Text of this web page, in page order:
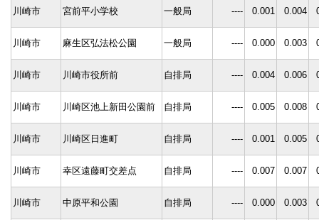
川崎市 宮前平小学校 一般局 ---- 0.001 0.004
川崎市 麻生区弘法松公園 一般局 ---- 0.000 0.003
川崎市 川崎市役所前 自排局 ---- 0.004 0.006
川崎市 川崎区池上新田公園前 自排局 ---- 0.005 0.008
川崎市 川崎区日進町 自排局 ---- 0.001 0.005
川崎市 幸区遠藤町交差点 自排局 ---- 0.007 0.007
川崎市 中原平和公園 自排局 ---- 0.000 0.003